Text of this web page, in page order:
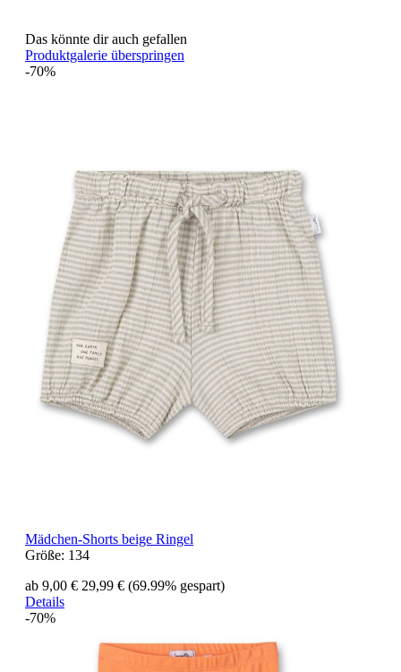
Das könnte dir auch gefallen
Produktgalerie überspringen
-70%
Mädchen-Shorts beige Ringel
Größe: 134
ab 9,00 € 29,99 € (69.99% gespart)
Details
-70%